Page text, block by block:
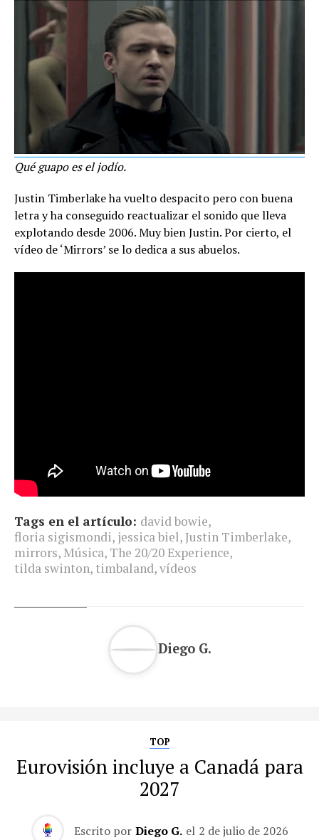
Qué guapo es el jodío.
Justin Timberlake ha vuelto despacito pero con buena
letra y ha conseguido reactualizar el sonido que lleva
explotando desde 2006. Muy bien Justin. Por cierto, el
vídeo de ‘Mirrors’ se lo dedica a sus abuelos.
Tags en el artículo: david bowie,
floria sigismondi, jessica biel,Justin Timberlake,
mirrors, Música, The 20/20 Experience,
tilda swinton, timbaland,vídeos
Diego G.
TOP
Eurovisión incluye a Canadá para
2027
Escrito por Diego G. el 2 de julio de 2026